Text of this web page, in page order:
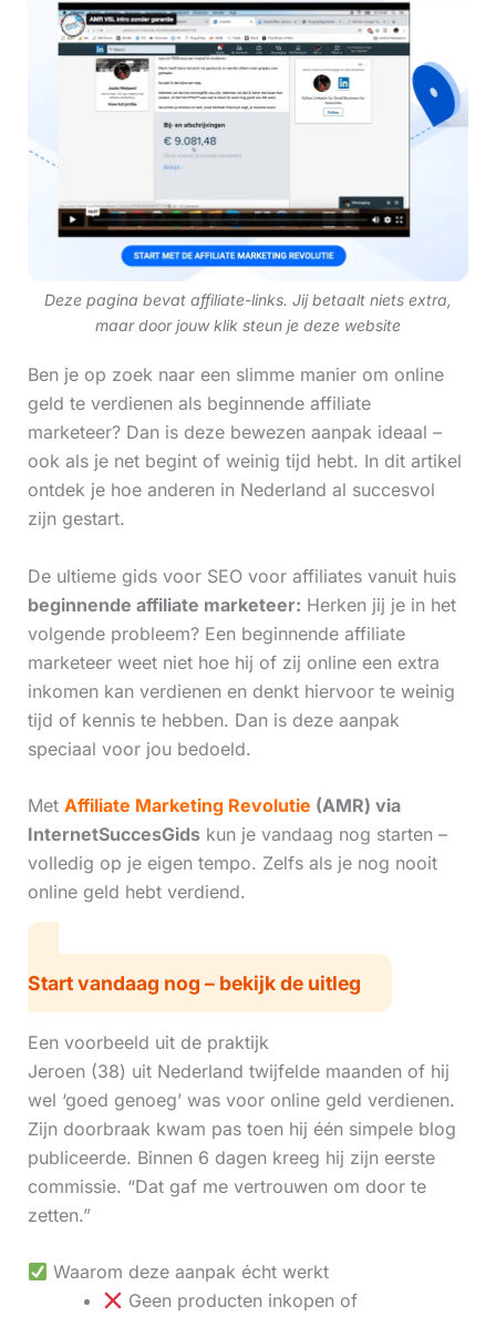
Deze pagina bevat affiliate-links. Jij betaalt niets extra,
maar door jouw klik steun je deze website
Ben je op zoek naar een slimme manier om online
geld te verdienen als beginnende affiliate
marketeer? Dan is deze bewezen aanpak ideaal –
ook als je net begint of weinig tijd hebt. In dit artikel
ontdek je hoe anderen in Nederland al succesvol
zijn gestart.
De ultieme gids voor SEO voor affiliates vanuit huis
beginnende affiliate marketeer: Herken jij je in het
volgende probleem? Een beginnende affiliate
marketeer weet niet hoe hij of zij online een extra
inkomen kan verdienen en denkt hiervoor te weinig
tijd of kennis te hebben. Dan is deze aanpak
speciaal voor jou bedoeld.
Met Affiliate Marketing Revolutie (AMR) via
InternetSuccesGidskun je vandaag nog starten –
volledig op je eigen tempo. Zelfs als je nog nooit
online geld hebt verdiend.
Start vandaag nog – bekijk de uitleg
Een voorbeeld uit de praktijk
Jeroen (38) uit Nederland twijfelde maanden of hij
wel ‘goed genoeg’ was voor online geld verdienen.
Zijn doorbraak kwam pas toen hij één simpele blog
publiceerde. Binnen 6 dagen kreeg hij zijn eerste
commissie. “Dat gaf me vertrouwen om door te
zetten.”
Waarom deze aanpak écht werkt
Geen producten inkopen of